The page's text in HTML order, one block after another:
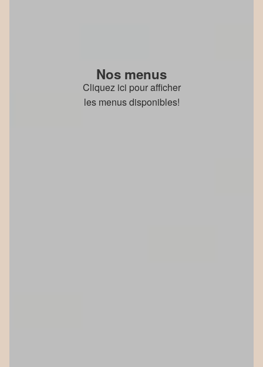
Nos menus
Cliquez ici pour afficher
les menus disponibles!